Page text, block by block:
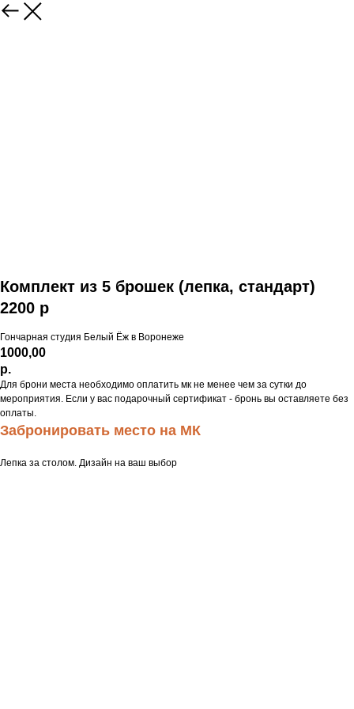
Комплект из 5 брошек (лепка, стандарт)
2200 р
Гончарная студия Белый Ёж в Воронеже
1000,00
р.
Для брони места необходимо оплатить мк не менее чем за сутки до
мероприятия. Если у вас подарочный сертификат - бронь вы оставляете без
оплаты.
Забронировать место на МК
Лепка за столом. Дизайн на ваш выбор